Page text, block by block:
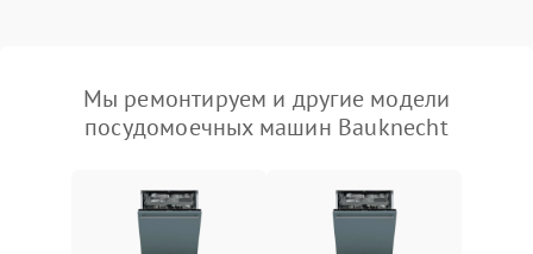
Мы ремонтируем и другие модели
посудомоечных машин Bauknecht